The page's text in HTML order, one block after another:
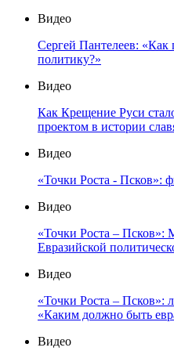
Видео
Сергей Пантелеев: «Как
политику?»
Видео
Как Крещение Руси
проектом в истории
Видео
«Точки Роста - Псков»:
Видео
«Точки Роста –
Евразийской
Видео
«Точки Роста – Псков»:
«Каким должно быть
Видео